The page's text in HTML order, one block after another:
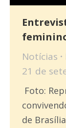
Notícias
21 de
Foto:
de